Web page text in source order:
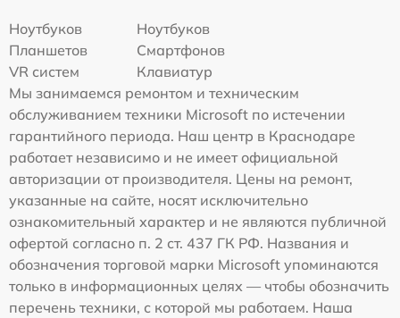
Ноутбуков
Ноутбуков
Планшетов
Смартфонов
VR систем
Клавиатур
Мы занимаемся ремонтом и техническим
обслуживанием техники Microsoft по истечении
гарантийного периода. Наш центр в Краснодаре
работает независимо и не имеет официальной
авторизации от производителя. Цены на ремонт,
указанные на сайте, носят исключительно
ознакомительный характер и не являются публичной
офертой согласно п. 2 ст. 437 ГК РФ. Названия и
обозначения торговой марки Microsoft упоминаются
только в информационных целях — чтобы обозначить
перечень техники, с которой мы работаем. Наша